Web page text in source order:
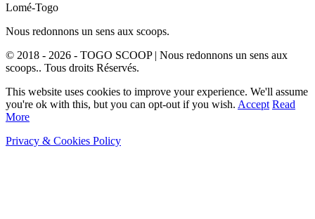
Lomé-Togo
Nous redonnons un sens aux scoops.
© 2018 - 2026 - TOGO SCOOP | Nous redonnons un sens aux
scoops.. Tous droits Réservés.
This website uses cookies to improve your experience. We'll assume
you're ok with this, but you can opt-out if you wish. Accept Read
More
Privacy & Cookies Policy